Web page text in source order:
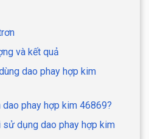
và kết quả
dao phay hợp kim
dao phay hợp kim 46869?
sử dụng dao phay hợp kim